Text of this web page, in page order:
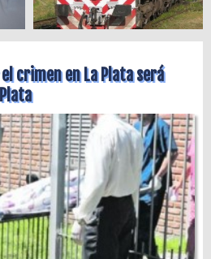
crimen en La Plata será